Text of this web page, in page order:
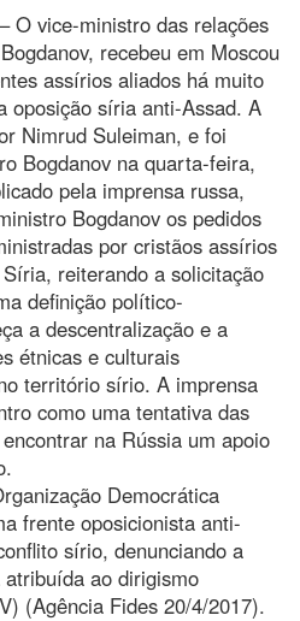
O vice-ministro das relações
recebeu em Moscou
assírios aliados há muito
oposição síria anti-Assad. A
Nimrud Suleiman, e foi
Bogdanov na quarta-feira,
pela imprensa russa,
Bogdanov os pedidos
por cristãos assírios
reiterando a solicitação
definição político-
a descentralização e a
étnicas e culturais
território sírio. A imprensa
como uma tentativa das
na Rússia um apoio
Democrática
frente oposicionista anti-
sírio, denunciando a
ao dirigismo
(Agência Fides 20/4/2017).